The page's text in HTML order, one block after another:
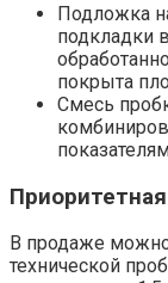
Подложка
подкладки
покрыта
Смесь
В продаже
технической